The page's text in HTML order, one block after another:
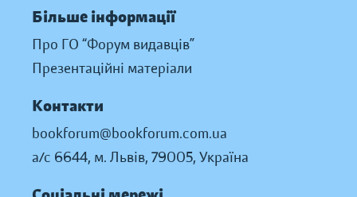
Більше інформації
Про ГО “Форум видавців”
Презентаційні матеріали
Контакти
bookforum@bookforum.com.ua
а/с 6644, м. Львів, 79005, Україна